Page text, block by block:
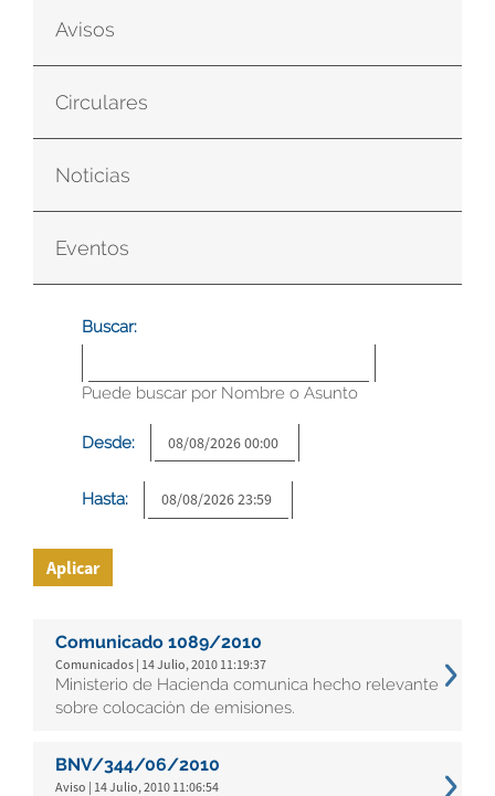
Avisos
Circulares
Noticias
Eventos
Buscar:
Puede buscar por Nombre o Asunto
Desde:
Hasta:
Aplicar
Comunicado 1089/2010
Comunicados | 14 Julio, 2010 11:19:37
Ministerio de Hacienda comunica hecho relevante
sobre colocaciòn de emisiones.
BNV/344/06/2010
Aviso | 14 Julio, 2010 11:06:54